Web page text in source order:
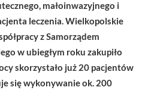
małoinwazyjnego i
leczenia. Wielkopolskie
z Samorządem
w ubiegłym roku zakupiło
skorzystało już 20 pacjentów
się wykonywanie ok. 200